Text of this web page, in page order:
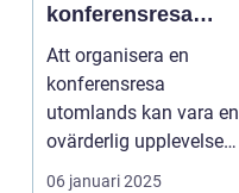
konferensresa
utomlands
Att organisera en
konferensresa
utomlands kan vara en
ovärderlig upplevelse
för föret...
06 januari 2025